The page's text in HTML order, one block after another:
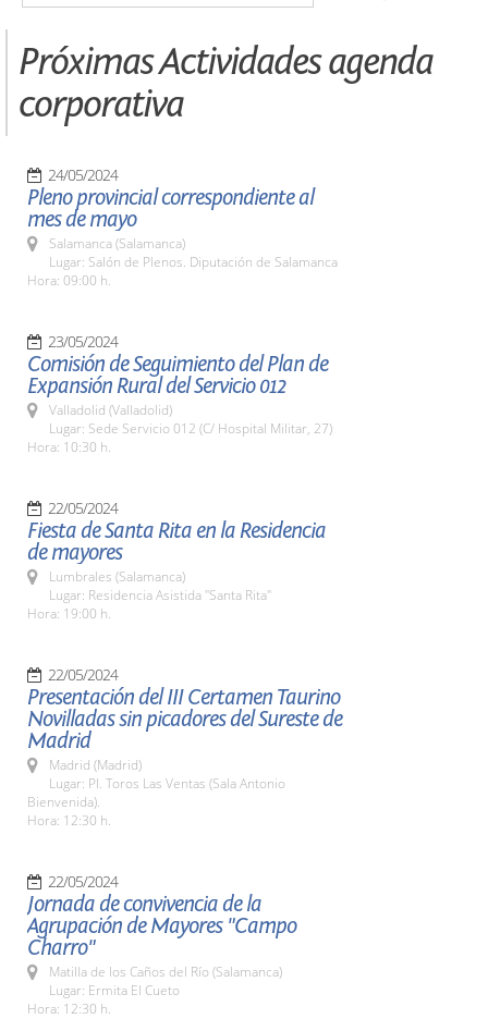
Próximas Actividades agenda
corporativa
24/05/2024
Pleno provincial correspondiente al
mes de mayo
Salamanca (Salamanca)
Lugar: Salón de Plenos. Diputación de Salamanca
Hora: 09:00 h.
23/05/2024
Comisión de Seguimiento del Plan de
Expansión Rural del Servicio 012
Valladolid (Valladolid)
Lugar: Sede Servicio 012 (C/ Hospital Militar, 27)
Hora: 10:30 h.
22/05/2024
Fiesta de Santa Rita en la Residencia
de mayores
Lumbrales (Salamanca)
Lugar: Residencia Asistida "Santa Rita"
Hora: 19:00 h.
22/05/2024
Presentación del III Certamen Taurino
Novilladas sin picadores del Sureste de
Madrid
Madrid (Madrid)
Lugar: Pl. Toros Las Ventas (Sala Antonio
Bienvenida).
Hora: 12:30 h.
22/05/2024
Jornada de convivencia de la
Agrupación de Mayores "Campo
Charro"
Matilla de los Caños del Río (Salamanca)
Lugar: Ermita El Cueto
Hora: 12:30 h.